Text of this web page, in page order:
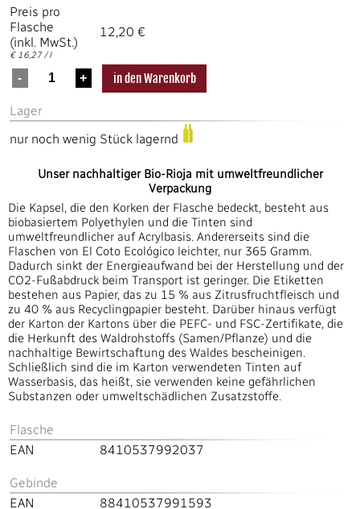
Preis pro
Flasche
(inkl. MwSt.)
€ 16,27 / l
12,20 €
Lager
nur noch wenig Stück lagernd
Unser nachhaltiger Bio-Rioja mit umweltfreundlicher
Verpackung
Die Kapsel, die den Korken der Flasche bedeckt, besteht aus
biobasiertem Polyethylen und die Tinten sind
umweltfreundlicher auf Acrylbasis. Andererseits sind die
Flaschen von El Coto Ecológico leichter, nur 365 Gramm.
Dadurch sinkt der Energieaufwand bei der Herstellung und der
CO2-Fußabdruck beim Transport ist geringer. Die Etiketten
bestehen aus Papier, das zu 15 % aus Zitrusfruchtfleisch und
zu 40 % aus Recyclingpapier besteht. Darüber hinaus verfügt
der Karton der Kartons über die PEFC- und FSC-Zertifikate, die
die Herkunft des Waldrohstoffs (Samen/Pflanze) und die
nachhaltige Bewirtschaftung des Waldes bescheinigen.
Schließlich sind die im Karton verwendeten Tinten auf
Wasserbasis, das heißt, sie verwenden keine gefährlichen
Substanzen oder umweltschädlichen Zusatzstoffe.
Flasche
EAN
8410537992037
Gebinde
EAN
88410537991593